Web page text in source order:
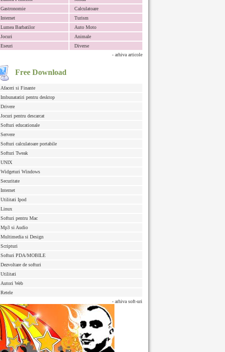
Gastronomie
Calculatoare
Internet
Turism
Lumea Barbatilor
Auto Moto
Jocuri
Animale
Eseuri
Diverse
- arhiva articole
Free Download
Afaceri si Finante
Imbunatatiri pentru desktop
Drivere
Jocuri pentru descarcat
Softuri educationale
Servere
Softuri calculatoare portabile
Softuri Tweak
UNIX
Widgeturi Windows
Securitate
Internet
Utilitati Ipod
Linux
Softuri pentru Mac
Mp3 si Audio
Multimedia si Design
Scripturi
Softuri PDA/MOBILE
Dezvoltare de softuri
Utilitati
Autori Web
Retele
- arhiva soft-uri